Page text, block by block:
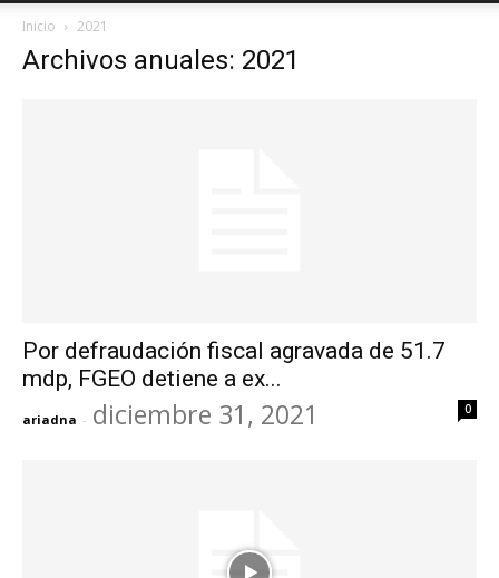
Inicio 2021
Archivos anuales: 2021
Por defraudación fiscal agravada de 51.7
mdp, FGEO detiene a ex...
ariadna - diciembre 31, 2021 0